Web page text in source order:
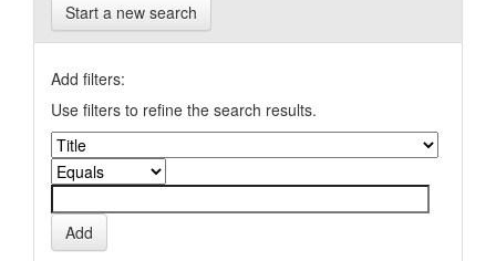
Start a new search
Add filters:
Use filters to refine the search results.